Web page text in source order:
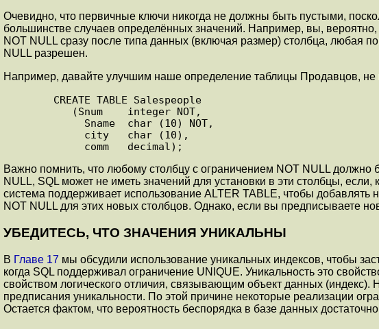
Очевидно, что первичные ключи никогда не должны быть пустыми,
большинстве случаев определённых значений. Например, вы,
NOT NULL сразу после типа данных (включая размер) столбца, любая
NULL разрешен.
Например, давайте улучшим наше определение таблицы Продавцов,
            comm   decimal);
Важно помнить, что любому столбцу с ограничением NOT NULL
NULL, SQL может не иметь значений для установки в эти столбцы,
система поддерживает использование ALTER TABLE, чтобы
NOT NULL для этих новых столбцов. Однако, если вы предписываете
УБЕДИТЕСЬ, ЧТО ЗНАЧЕНИЯ УНИКАЛЬНЫ
В Главе 17 мы обсудили использование уникальных индексов, чтобы
когда SQL поддерживал ограничение UNIQUE. Уникальность это
свойством логического отличия, связывающим объект данных
предписания уникальности. По этой причине некоторые реализации
Остается фактом, что вероятность беспорядка в базе данных